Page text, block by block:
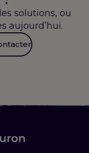
solutions, ou
aujourd’hui.